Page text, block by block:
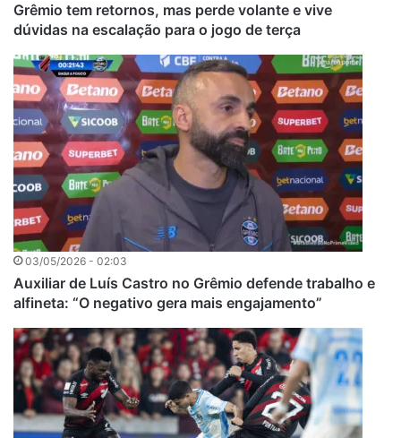
Grêmio tem retornos, mas perde volante e vive
dúvidas na escalação para o jogo de terça
03/05/2026 - 02:03
Auxiliar de Luís Castro no Grêmio defende trabalho e
alfineta: “O negativo gera mais engajamento”